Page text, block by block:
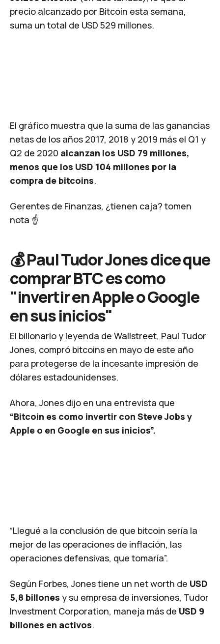
precio alcanzado por Bitcoin esta semana,
suma un total de USD 529 millones.
El gráfico muestra que la suma de las ganancias
netas de los años 2017, 2018 y 2019 más el Q1 y
Q2 de 2020 alcanzan los USD 79 millones,
menos que los USD 104 millones por la
compra de bitcoins.
Gerentes de Finanzas, ¿tienen caja? tomen
nota ☝️
💰 Paul Tudor Jones dice que
comprar BTC es como
"invertir en Apple o Google
en sus inicios"
El billonario y leyenda de Wallstreet, Paul Tudor
Jones, compró bitcoins en mayo de este año
para protegerse de la incesante impresión de
dólares estadounidenses.
Ahora, Jones dijo en una entrevista que
“Bitcoin es como invertir con Steve Jobs y
Apple o en Google en sus inicios”.
“Llegué a la conclusión de que bitcoin sería la
mejor de las operaciones de inflación, las
operaciones defensivas, que tomaría”.
Según Forbes, Jones tiene un net worth de USD
5,8 billones y su empresa de inversiones, Tudor
Investment Corporation, maneja más de USD 9
billones en activos.